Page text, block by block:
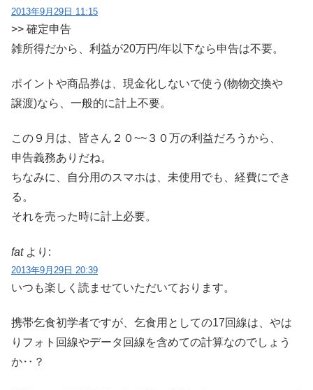
2013年9月29日 11:15
>> 確定申告
雑所得だから、利益が20万円/年以下なら申告は不要。
ポイントや商品券は、現金化しないで使う(物物交換や
譲渡)なら、一般的に計上不要。
この９月は、皆さん２０~~３０万の利益だろうから、
申告義務ありだね。
ちなみに、自分用のスマホは、未使用でも、経費にでき
る。
それを売った時に計上必要。
fat より:
2013年9月29日 20:39
いつも楽しく読ませていただいております。
携帯乞食初学者ですが、乞食用としての17回線は、やは
りフォト回線やデータ回線を含めての計算なのでしょう
か‥？